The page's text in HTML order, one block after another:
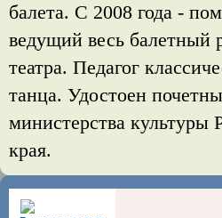
балета. С 2008 года -
ведущий весь балетный
театра. Педагог
танца. Удостоен
министерства культуры
края.